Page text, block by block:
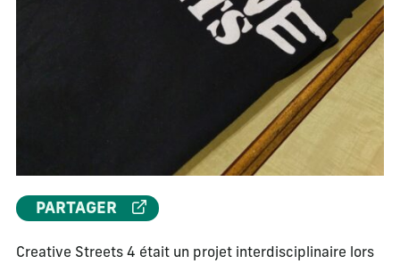
Creative Streets 4 était un projet interdisciplinaire lors
PARTAGER